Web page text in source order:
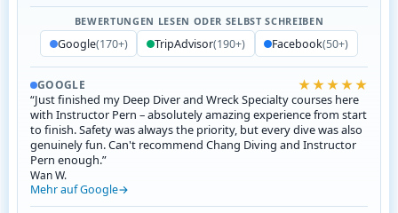
BEWERTUNGEN LESEN ODER SELBST SCHREIBEN
Google(170+) TripAdvisor(190+) Facebook(50+)
GOOGLE ★★★★★
“Just finished my Deep Diver and Wreck Specialty courses here
with Instructor Pern – absolutely amazing experience from start
to finish. Safety was always the priority, but every dive was also
genuinely fun. Can't recommend Chang Diving and Instructor
Pern enough.”
Wan W.
Mehr auf Google